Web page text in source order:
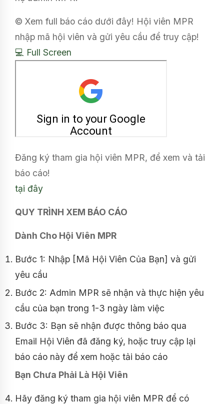
© Xem full báo cáo dưới đây! Hội viên MPR
nhập mã hội viên và gửi yêu cầu để truy cập!
💻 Full Screen
Đăng ký tham gia hội viên MPR, để xem và tải
báo cáo!
tại đây
QUY TRÌNH XEM BÁO CÁO
Dành Cho Hội Viên MPR
Bước 1: Nhập [Mã Hội Viên Của Bạn] và gửi
yêu cầu
Bước 2: Admin MPR sẽ nhận và thực hiện yêu
cầu của bạn trong 1-3 ngày làm việc
Bước 3: Bạn sẽ nhận được thông báo qua
Email Hội Viên đã đăng ký, hoặc truy cập lại
báo cáo này để xem hoặc tải báo cáo
Bạn Chưa Phải Là Hội Viên
Hãy đăng ký tham gia hội viên MPR để có